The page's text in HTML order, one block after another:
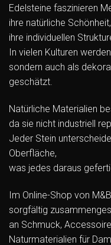
Edelsteine faszinieren
ihre natürliche Schönheit,
ihre individuellen
In vielen Kulturen
sondern auch als
geschätzt.
Natürliche Materialien
da sie nicht industriell
Jeder Stein
Oberfläche,
was jedes daraus
Im Online-Shop von
sorgfältig
an Schmuck,
Naturmaterialien für